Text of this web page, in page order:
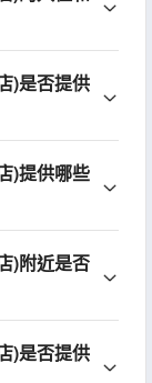
)是否提供
)提供哪些
)附近是否
)是否提供